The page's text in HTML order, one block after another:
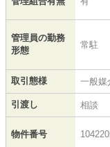
管理員の勤務
形態
常駐
取引態様 一般媒
引渡し 相談
物件番号